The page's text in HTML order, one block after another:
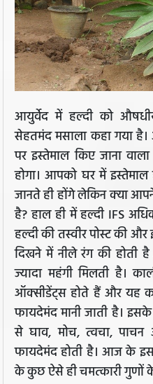
आयुर्वेद में हल्दी को
सेहतमंद मसाला कहा गया
पर इस्तेमाल किए जाना
होगा। आपको घर में इस्तेमाल
जानते ही होंगे लेकिन क्या
है? हाल ही में हल्दी IFS
हल्दी की तस्वीर पोस्ट की
दिखने में नीले रंग की होती
ज्यादा महंगी मिलती है।
ऑक्सीडेंट्स होते हैं और यह
फायदेमंद मानी जाती है।
से घाव, मोच, त्वचा,
फायदेमंद होती है। आज के
के कुछ ऐसे ही चमत्कारी गुणों